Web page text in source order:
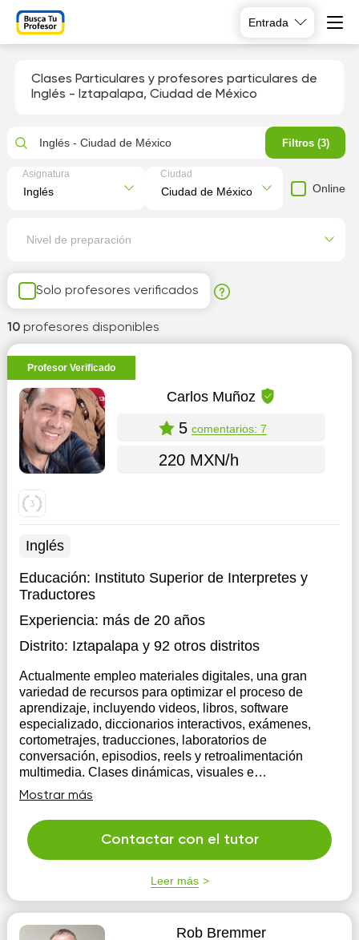
Entrada
Clases Particulares y profesores particulares de
Inglés - Iztapalapa, Ciudad de México
Solo profesores verificados
10 profesores disponibles
Profesor Verificado
Carlos Muñoz
5 comentarios: 7
220 MXN/h
Inglés
Educación: Instituto Superior de Interpretes y
Traductores
Experiencia: más de 20 años
Distrito: Iztapalapay 92 otros distritos
Actualmente empleo materiales digitales, una gran
variedad de recursos para optimizar el proceso de
aprendizaje, incluyendo videos, libros, software
especializado, diccionarios interactivos, exámenes,
cortometrajes, traducciones, laboratorios de
conversación, episodios, reels y retroalimentación
multimedia. Clases dinámicas, visuales e
impredecibles, sin monotonía y fomento a la
participación activa del estudiante.
Mostrar más
Contactar con el tutor
Leer más
Rob Bremmer
Inglés - Ciudad de México Filtros (3)
Asignatura Ciudad
Online
Nivel de preparación